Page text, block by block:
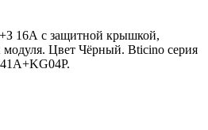
16А с защитной крышкой,
модуля. Цвет Чёрный. Bticino серия